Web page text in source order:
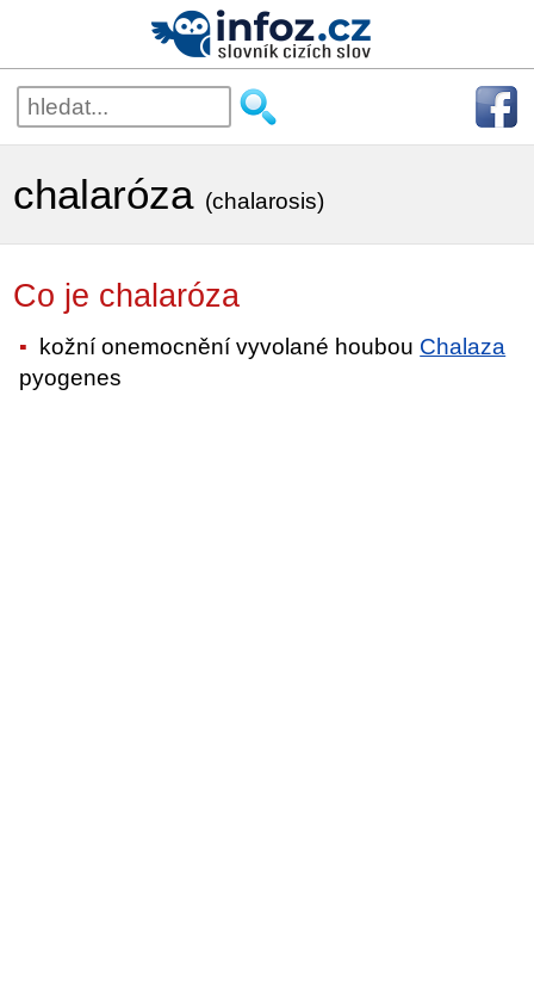
chalaróza (chalarosis)
Co je chalaróza
kožní onemocnění vyvolané houbou Chalaza
pyogenes